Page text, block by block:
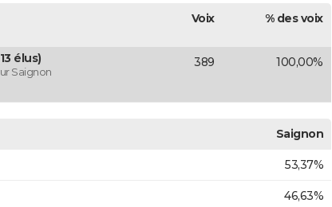
Voix % des voix
élus)
Saignon
389 100,00%
Saignon
53,37%
46,63%